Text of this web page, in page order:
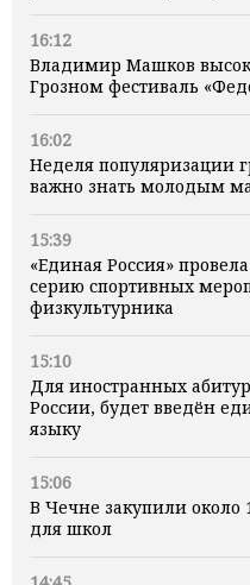
16:12
Владимир Машков
Грозном фестиваль
16:02
Неделя популяризации
важно знать молодым
15:39
«Единая Россия»
серию спортивных
физкультурника
15:10
Для иностранных
России, будет введён
языку
15:06
В Чечне закупили около
для школ